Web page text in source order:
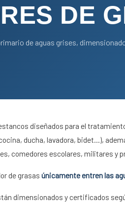
DE
de aguas grises,
diseñados para el
ducha, lavadora, bidet…),
comedores escolares, militares y
de grasas únicamente entren las
dimensionados y certificados